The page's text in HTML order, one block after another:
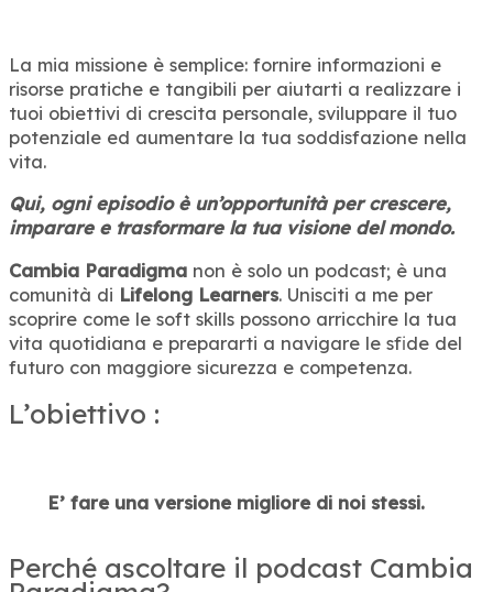
La mia missione è semplice: fornire informazioni e
risorse pratiche e tangibili per aiutarti a realizzare i
tuoi obiettivi di crescita personale, sviluppare il tuo
potenziale ed aumentare la tua soddisfazione nella
vita.
Qui, ogni episodio è un’opportunità per crescere,
imparare e trasformare la tua visione del mondo.
Cambia Paradigma non è solo un podcast; è una
comunità di Lifelong Learners. Unisciti a me per
scoprire come le soft skills possono arricchire la tua
vita quotidiana e prepararti a navigare le sfide del
futuro con maggiore sicurezza e competenza.
L’obiettivo :
E’ fare una versione migliore di noi stessi.
Perché ascoltare il podcast Cambia